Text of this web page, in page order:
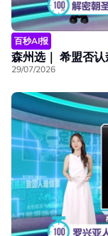
百秒AI报
森州选｜ 希盟否
29/07/2026